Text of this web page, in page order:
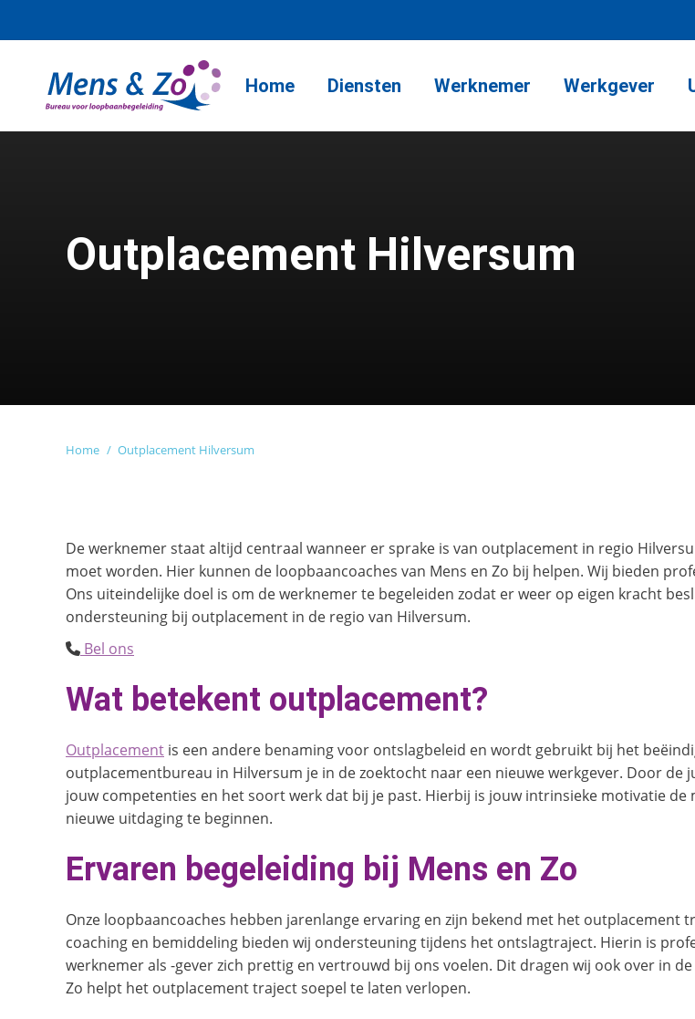
Home Diensten Werknemer Werkgever
Outplacement Hilversum
Home Outplacement Hilversum
De werknemer staat altijd centraal wanneer er sprake is van outplacement in regio
moet worden. Hier kunnen de loopbaancoaches van Mens en Zo bij helpen. Wij bieden
Ons uiteindelijke doel is om de werknemer te begeleiden zodat er weer op eigen kracht
ondersteuning bij outplacement in de regio van Hilversum.
Bel ons
Wat betekent outplacement?
Outplacement is een andere benaming voor ontslagbeleid en wordt gebruikt bij het
outplacementbureau in Hilversum je in de zoektocht naar een nieuwe werkgever. Door
jouw competenties en het soort werk dat bij je past. Hierbij is jouw intrinsieke motivatie
nieuwe uitdaging te beginnen.
Ervaren begeleiding bij Mens en Zo
Onze loopbaancoaches hebben jarenlange ervaring en zijn bekend met het outplacement
coaching en bemiddeling bieden wij ondersteuning tijdens het ontslagtraject. Hierin is
werknemer als -gever zich prettig en vertrouwd bij ons voelen. Dit dragen wij ook over in
Zo helpt het outplacement traject soepel te laten verlopen.